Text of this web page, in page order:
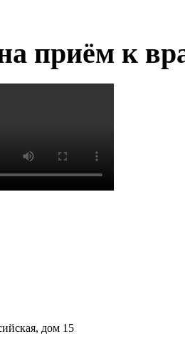
приём к
дом 15